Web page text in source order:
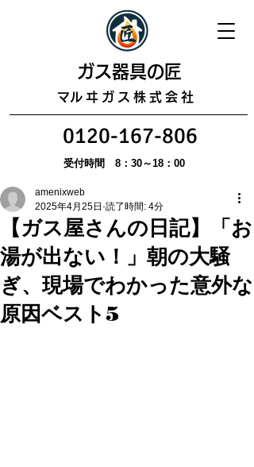
​ガス器具の匠
​マルヰガス株式会社
0120-167-806
受付時間 8：30～18：00
【ガス屋さんの日記】「お
湯が出ない！」朝の大騒
ぎ、現場でわかった意外な
原因ベスト5
amenixweb
2025年4月25日 読了時間: 4分